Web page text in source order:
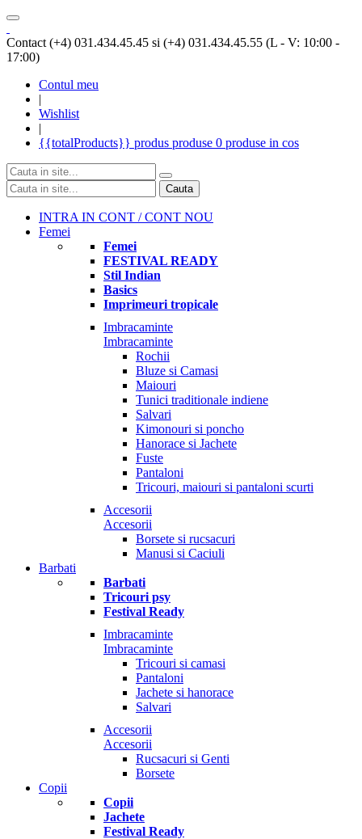
Contact (+4) 031.434.45.45 si (+4) 031.434.45.55 (L - V: 10:00 -
17:00)
Contul meu
|
Wishlist
|
{{totalProducts}} produs produse 0 produse in cos
Cauta
INTRA IN CONT / CONT NOU
Femei
Femei
FESTIVAL READY
Stil Indian
Basics
Imprimeuri tropicale
Imbracaminte
Imbracaminte
Rochii
Bluze si Camasi
Maiouri
Tunici traditionale indiene
Salvari
Kimonouri si poncho
Hanorace si Jachete
Fuste
Pantaloni
Tricouri, maiouri si pantaloni scurti
Accesorii
Accesorii
Borsete si rucsacuri
Manusi si Caciuli
Barbati
Barbati
Tricouri psy
Festival Ready
Imbracaminte
Imbracaminte
Tricouri si camasi
Pantaloni
Jachete si hanorace
Salvari
Accesorii
Accesorii
Rucsacuri si Genti
Borsete
Copii
Copii
Jachete
Festival Ready